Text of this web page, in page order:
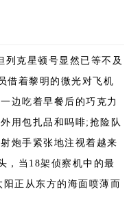
克星顿号显然已等不及
借着黎明的微光对飞机
边吃着早餐后的巧克力
用包扎品和吗啡;抢险队
炮手紧张地注视着越来
，当18架侦察机中的最
正从东方的海面喷薄而